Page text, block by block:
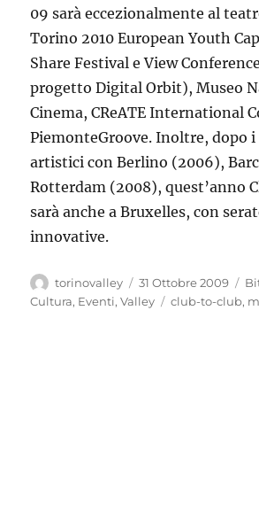
09 sarà eccezionalmente al
Torino 2010 European Youth
Share Festival e View
progetto Digital Orbit), Museo
Cinema, CReATE International
PiemonteGroove. Inoltre, dopo
artistici con Berlino (2006),
Rotterdam (2008), quest’anno
sarà anche a Bruxelles, con
innovative.
Autore
torinovalley
Pubblicato
il
31 Ottobre 2009
Cultura, Eventi,Valley Tag
club-to-club,